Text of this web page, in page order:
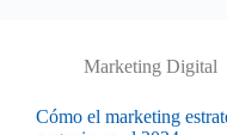
Marketing Digital
Cómo el marketing